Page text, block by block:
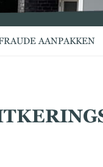
AANPAKKEN